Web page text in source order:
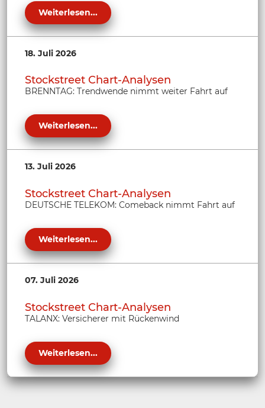
Weiterlesen...
18. Juli 2026
Stockstreet Chart-Analysen
BRENNTAG: Trendwende nimmt weiter Fahrt auf
Weiterlesen...
13. Juli 2026
Stockstreet Chart-Analysen
DEUTSCHE TELEKOM: Comeback nimmt Fahrt auf
Weiterlesen...
07. Juli 2026
Stockstreet Chart-Analysen
TALANX: Versicherer mit Rückenwind
Weiterlesen...